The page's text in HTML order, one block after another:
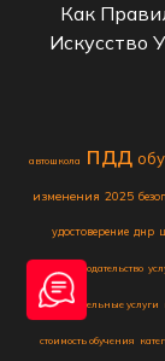
Как
Искусство
автошкола пдд
изменения 2025
удостоверение днр
законодательство
образовательные услуги
стоимость обучения